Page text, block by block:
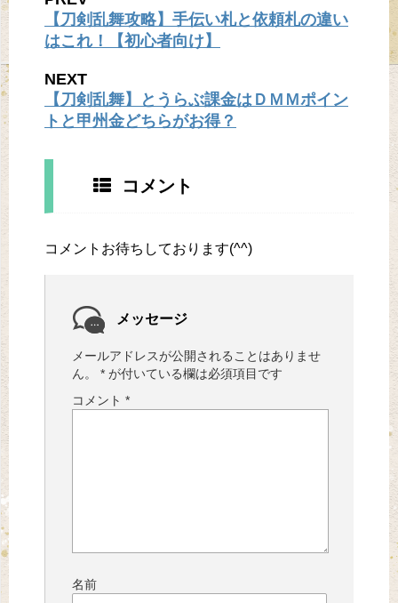
【刀剣乱舞攻略】手伝い札と依頼札の違い
はこれ！【初心者向け】
NEXT
【刀剣乱舞】とうらぶ課金はＤＭＭポイン
トと甲州金どちらがお得？
コメント
コメントお待ちしております(^^)
メッセージ
メールアドレスが公開されることはありませ
ん。
* が付いている欄は必須項目です
コメント *
名前